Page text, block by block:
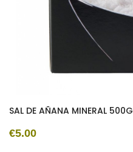
SAL DE AÑANA MINERAL 500G
€5.00